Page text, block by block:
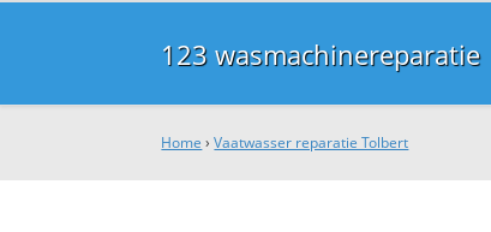
123 wasmachinereparatie
Home ›Vaatwasser reparatie Tolbert